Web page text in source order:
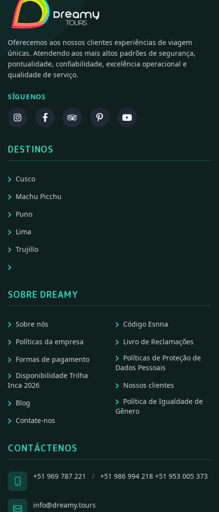
Oferecemos aos nossos clientes experiências de viagem
únicas. Atendendo aos mais altos padrões de segurança,
pontualidade, confiabilidade, excelência operacional e
qualidade de serviço.
SÍGUENOS
DESTINOS
Cusco
Machu Picchu
Puno
Lima
Trujillo
SOBRE DREAMY
Sobre nós
Políticas da empresa
Formas de pagamento
Disponibilidade Trilha
Inca 2026
Blog
Contate-nos
Código Esnna
Livro de Reclamações
Políticas de Proteção de
Dados Pessoais
Nossos clientes
Política de Igualdade de
Gênero
CONTÁCTENOS
+51 969 787 221 / +51 986 994 218 +51 953 005 373
info@dreamy.tours